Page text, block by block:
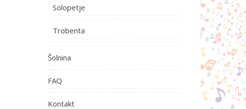
Solopetje
Trobenta
Šolnina
FAQ
Kontakt